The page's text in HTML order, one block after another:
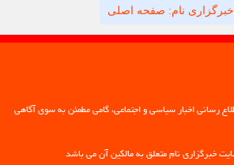
خبرگزاری نام: صفحه اصلی